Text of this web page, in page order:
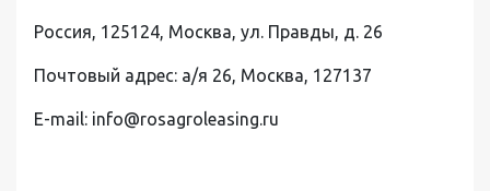
Россия, 125124, Москва, ул. Правды, д. 26
Почтовый адрес: а/я 26, Москва, 127137
E-mail: info@rosagroleasing.ru